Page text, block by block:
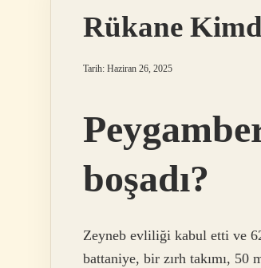
Rükane
Tarih: Haziran 26, 2025
boşadı?
Zeyneb evliliği kabul etti ve
battaniye, bir zırh takımı,